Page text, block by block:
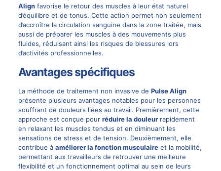
Alignfavorise le retour des muscles à leur état naturel
d’équilibre et de tonus. Cette action permet non seulement
d’accroître la circulation sanguine dans la zone traitée, mais
aussi de préparer les muscles à des mouvements plus
fluides, réduisant ainsi les risques de blessures lors
d’activités professionnelles.
Avantages spécifiques
La méthode de traitement non invasive de Pulse Align
présente plusieurs avantages notables pour les personnes
souffrant de douleurs liées au travail. Premièrement, cette
approche est conçue pour réduire la douleurrapidement
en relaxant les muscles tendus et en diminuant les
sensations de stress et de tension. Deuxièmement, elle
contribue à améliorer la fonction musculaireet la mobilité,
permettant aux travailleurs de retrouver une meilleure
flexibilité et un fonctionnement optimal au sein de leurs